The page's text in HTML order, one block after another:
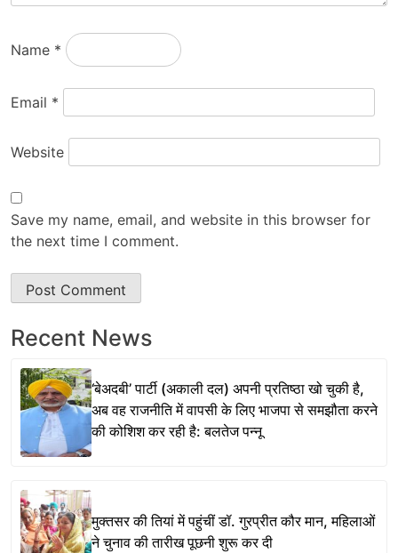
Name *
Email *
Website
Save my name, email, and website in this browser for
the next time I comment.
Recent News
‘बेअदबी’ पार्टी (अकाली दल) अपनी प्रतिष्ठा खो चुकी है,
अब वह राजनीति में वापसी के लिए भाजपा से समझौता करने
की कोशिश कर रही है: बलतेज पन्नू
मुक्तसर की तियां में पहुंचीं डॉ. गुरप्रीत कौर मान, महिलाओं
ने चुनाव की तारीख पूछनी शुरू कर दी